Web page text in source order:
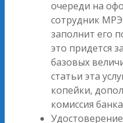
очереди на
сотрудник
заполнит его
это придется
базовых
статьи эта
копейки,
комиссия